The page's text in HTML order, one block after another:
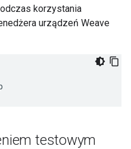
korzystania
urządzeń Weave
testowym